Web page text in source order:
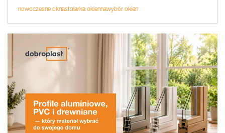
nowoczesne oknastolarka okiennawybór okien